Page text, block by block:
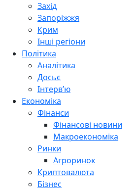
Захід
Запоріжжя
Крим
Інші регіони
Політика
Аналітика
Досьє
Інтерв’ю
Економіка
Фінанси
Фінансові новини
Макроекономіка
Ринки
Агроринок
Криптовалюта
Бізнес